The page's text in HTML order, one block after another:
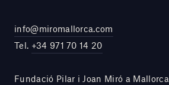
info@miromallorca.com
Tel. +34 971 70 14 20
Fundació Pilar i Joan Miró a Mallorca